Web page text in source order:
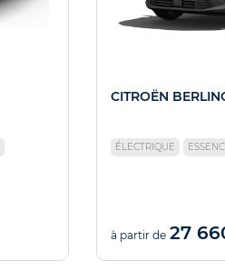
CITROËN
ÉLECTRIQUE
à partir de 27